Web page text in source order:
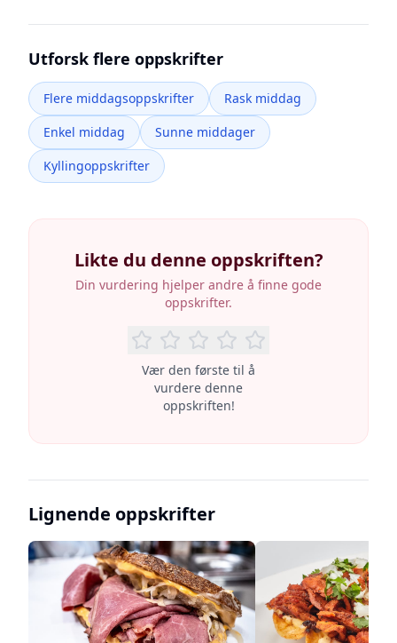
Utforsk flere oppskrifter
Flere middagsoppskrifter
Rask middag
Enkel middag
Sunne middager
Kyllingoppskrifter
Likte du denne oppskriften?
Din vurdering hjelper andre å finne gode
oppskrifter.
Vær den første til å
vurdere denne
oppskriften!
Lignende oppskrifter